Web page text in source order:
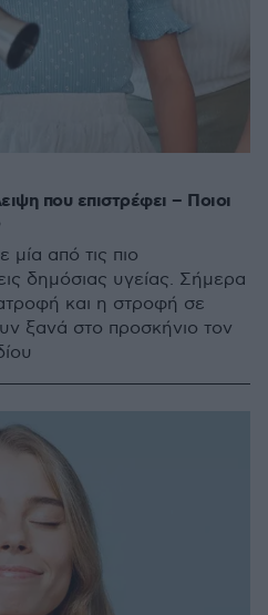
που επιστρέφει – Ποιοι
μία από τις πιο
δημόσιας υγείας. Σήμερα
και η στροφή σε
ξανά στο προσκήνιο τον